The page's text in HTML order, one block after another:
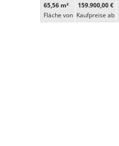
65,56 m²
Fläche von
159.900,00 €
Kaufpreise ab